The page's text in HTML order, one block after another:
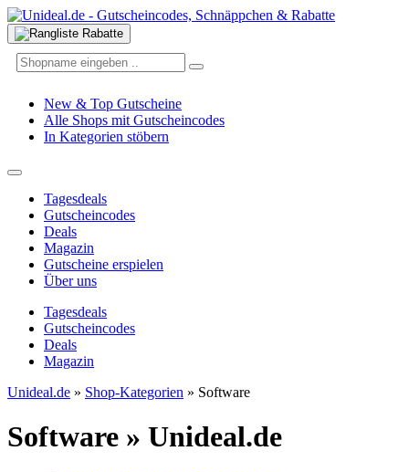
New & Top Gutscheine
Alle Shops mit Gutscheincodes
In Kategorien stöbern
Tagesdeals
Gutscheincodes
Deals
Magazin
Gutscheine erspielen
Über uns
Tagesdeals
Gutscheincodes
Deals
Magazin
Unideal.de » Shop-Kategorien » Software
Software » Unideal.de